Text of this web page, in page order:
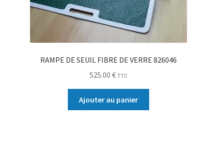
RAMPE DE SEUIL FIBRE DE VERRE 826046
525.00 € TTC
Ajouter au panier